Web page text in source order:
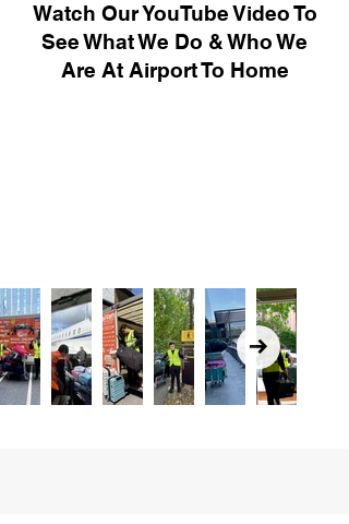
Watch Our YouTube Video To
See What We Do & Who We
Are At Airport To Home